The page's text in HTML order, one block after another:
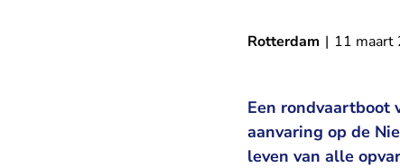
Rotterdam | 11 maart
Een rondvaartboot
aanvaring op de
leven van alle